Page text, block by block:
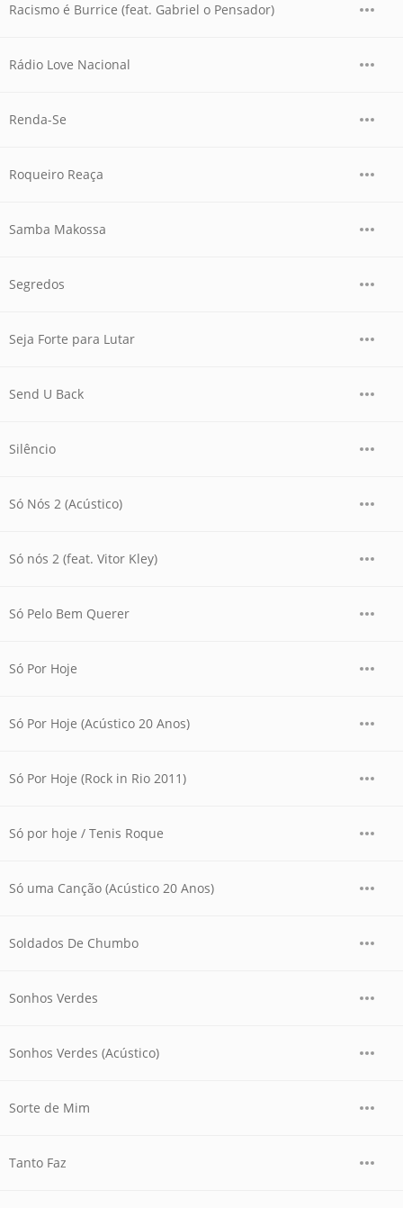
Racismo é Burrice (feat. Gabriel o Pensador)
Rádio Love Nacional
Renda-Se
Roqueiro Reaça
Samba Makossa
Segredos
Seja Forte para Lutar
Send U Back
Silêncio
Só Nós 2 (Acústico)
Só nós 2 (feat. Vitor Kley)
Só Pelo Bem Querer
Só Por Hoje
Só Por Hoje (Acústico 20 Anos)
Só Por Hoje (Rock in Rio 2011)
Só por hoje / Tenis Roque
Só uma Canção (Acústico 20 Anos)
Soldados De Chumbo
Sonhos Verdes
Sonhos Verdes (Acústico)
Sorte de Mim
Tanto Faz